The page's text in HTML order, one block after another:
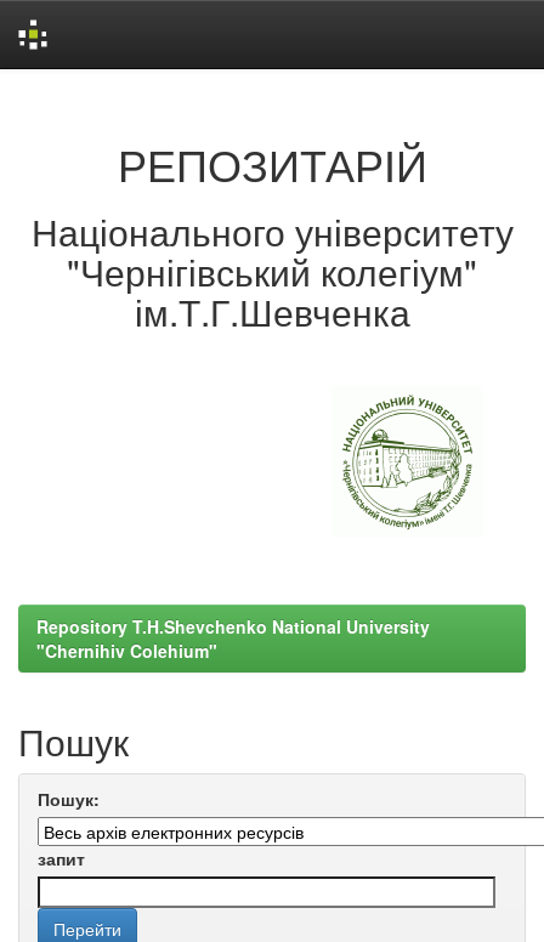
РЕПОЗИТАРІЙ
Національного університету
"Чернігівський колегіум"
ім.Т.Г.Шевченка
Repository T.H.Shevchenko National University
"Chernihiv Colehium"
Пошук
Пошук:
запит